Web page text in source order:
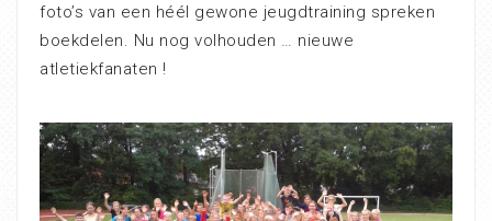
foto’s van een héél gewone jeugdtraining spreken
boekdelen. Nu nog volhouden … nieuwe
atletiekfanaten !